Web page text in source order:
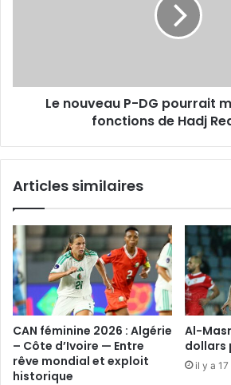
fonctions
Le nouveau P-DG pourrait
fonctions de Hadj
Articles similaires
CAN féminine 2026 : Algérie
– Côte d’Ivoire — Entre
rêve mondial et exploit
historique
Al-
dollars
il y a